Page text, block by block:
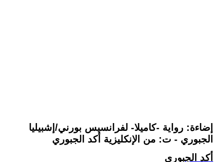
إضاءة: رواية -كاميلا- لفرانسيس بورني/إشبيليا
الجبوري - ت: من الإنكليزية أكد الجبوري
أكد الجبوري